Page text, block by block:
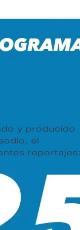
y producido
el
reportajes: